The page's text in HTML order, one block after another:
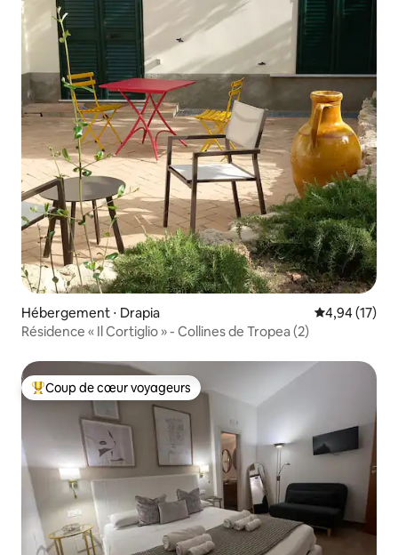
Hébergement ⋅ Drapia Évaluation
4,94 (17)
Résidence « Il Cortiglio » - Collines de Tropea (2)
Coups de cœur voyageurs les plus appréciés
Coup de cœur voyageurs